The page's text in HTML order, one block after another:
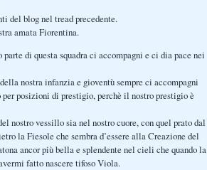
del blog nel tread precedente.
amata Fiorentina.
di questa squadra ci accompagni e ci dia pace nei
nostra infanzia e gioventù sempre ci accompagni
per posizioni di prestigio, perchè il nostro prestigio è
nostro vessillo sia nel nostro cuore, con quel prato dal
la Fiesole che sembra d’essere alla Creazione del
ancor più bella e splendente nel cieli che quando la
fatto nascere tifoso Viola.